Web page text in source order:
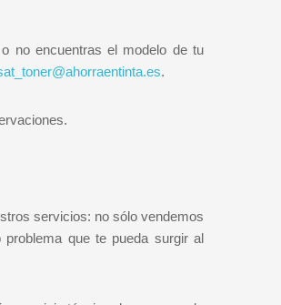
no encuentras el modelo de tu
.
servicios: no sólo vendemos
que te pueda surgir al